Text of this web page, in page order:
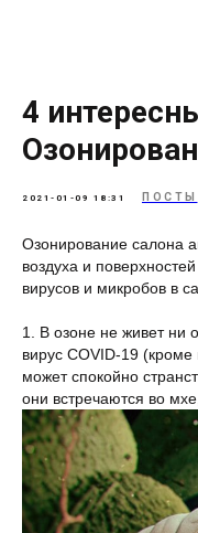
4
2021-01-09 18:31 ПОСТЫ
Озонирование салона
воздуха и
вирусов и микробов в
1. В озоне не живет ни
вирус COVID-19
может спокойно
они встречаются во